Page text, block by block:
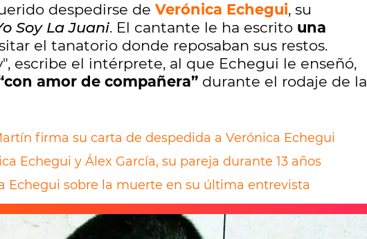
despedirse de Verónica Echegui, su
Soy La Juani. El cantante le ha escrito una
el tanatorio donde reposaban sus restos.
escribe el intérprete, al que Echegui le enseñó,
amor de compañera” durante el rodaje de la
firma su carta de despedida a Verónica Echegui
Echegui y Álex García, su pareja durante 13 años
Echegui sobre la muerte en su última entrevista